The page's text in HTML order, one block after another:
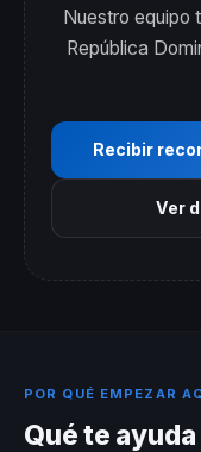
Nuestro equipo
República
Recibir
Ver
POR QUÉ EMPEZAR
Qué te